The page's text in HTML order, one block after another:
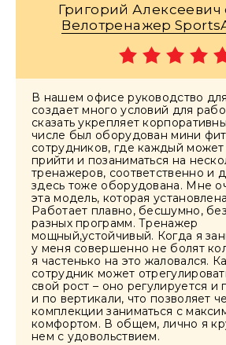
Григорий
Велотренажер
В нашем офисе руководство
создает много условий для
сказать укрепляет
числе был оборудован мини
сотрудников, где каждый
прийти и позаниматься на
тренажеров, соответственно и
здесь тоже оборудована. Мне
эта модель, которая
Работает плавно, бесшумно,
разных программ. Тренажер
мощный,устойчивый. Когда я
у меня совершенно не болят
я частенько на это жаловался.
сотрудник может
свой рост – оно регулируется и
и по вертикали, что позволяет
комплекции заниматься с
комфортом. В общем, лично я
нем с удовольствием.